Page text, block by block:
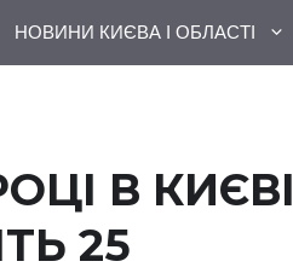
НОВИНИ КИЄВА І ОБЛАСТІ
В КИЄВІ
25